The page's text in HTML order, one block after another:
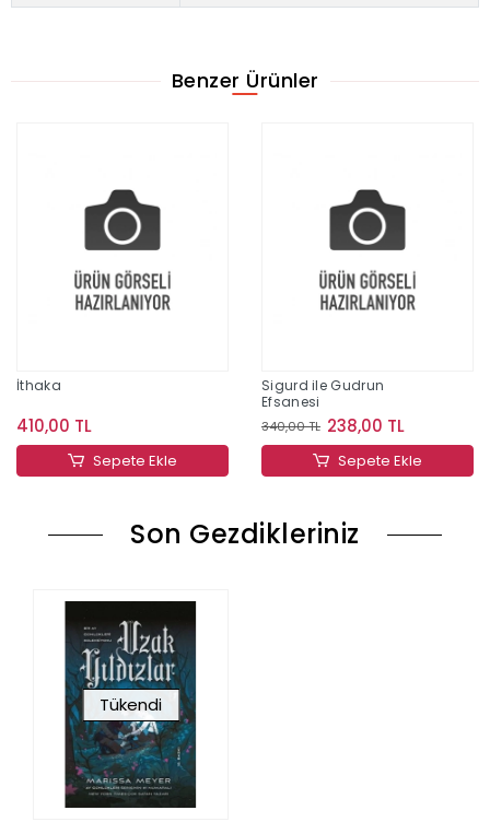
Benzer Ürünler
İthaka
410,00 TL
Sepete Ekle
Sigurd ile Gudrun
Efsanesi
340,00 TL 238,00 TL
Sepete Ekle
Son Gezdikleriniz
Tükendi